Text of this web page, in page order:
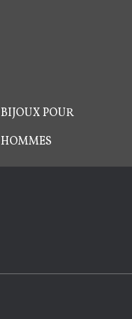
BIJOUX POUR
HOMMES